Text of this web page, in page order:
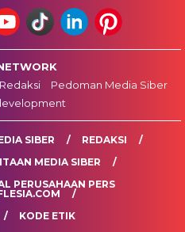
Redaksi
Pedoman Media Siber
SIBER
REDAKSI
MEDIA SIBER
PERUSAHAAN PERS
KODE ETIK